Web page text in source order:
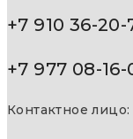
+7 910 36-20-
+7 977 08-16-
Контактное